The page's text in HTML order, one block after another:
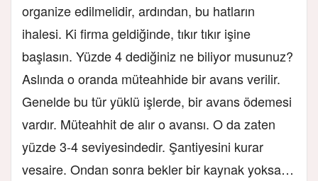
organize edilmelidir, ardından, bu hatların
ihalesi. Ki firma geldiğinde, tıkır tıkır işine
başlasın. Yüzde 4 dediğiniz ne biliyor musunuz?
Aslında o oranda müteahhide bir avans verilir.
Genelde bu tür yüklü işlerde, bir avans ödemesi
vardır. Müteahhit de alır o avansı. O da zaten
yüzde 3-4 seviyesindedir. Şantiyesini kurar
vesaire. Ondan sonra bekler bir kaynak yoksa…